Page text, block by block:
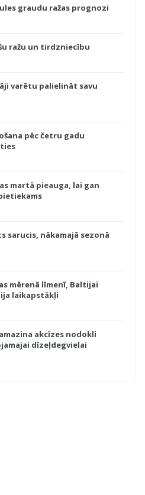
graudu ražas prognozi
ražu un tirdzniecību
varētu palielināt savu
pēc četru gadu
martā pieauga, lai gan
sarucis, nākamajā sezonā
mērenā līmenī, Baltijai
laikapstākļi
akcīzes nodokli
dīzeļdegvielai